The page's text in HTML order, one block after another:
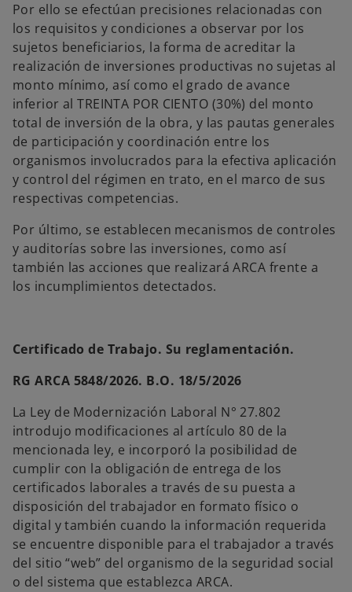
Por ello se efectúan precisiones relacionadas con
los requisitos y condiciones a observar por los
sujetos beneficiarios, la forma de acreditar la
realización de inversiones productivas no sujetas al
monto mínimo, así como el grado de avance
inferior al TREINTA POR CIENTO (30%) del monto
total de inversión de la obra, y las pautas generales
de participación y coordinación entre los
organismos involucrados para la efectiva aplicación
y control del régimen en trato, en el marco de sus
respectivas competencias.
Por último, se establecen mecanismos de controles
y auditorías sobre las inversiones, como así
también las acciones que realizará ARCA frente a
los incumplimientos detectados.
Certificado de Trabajo. Su reglamentación.
RG ARCA 5848/2026. B.O. 18/5/2026
La Ley de Modernización Laboral N° 27.802
introdujo modificaciones al artículo 80 de la
mencionada ley, e incorporó la posibilidad de
cumplir con la obligación de entrega de los
certificados laborales a través de su puesta a
disposición del trabajador en formato físico o
digital y también cuando la información requerida
se encuentre disponible para el trabajador a través
del sitio “web” del organismo de la seguridad social
o del sistema que establezca ARCA.